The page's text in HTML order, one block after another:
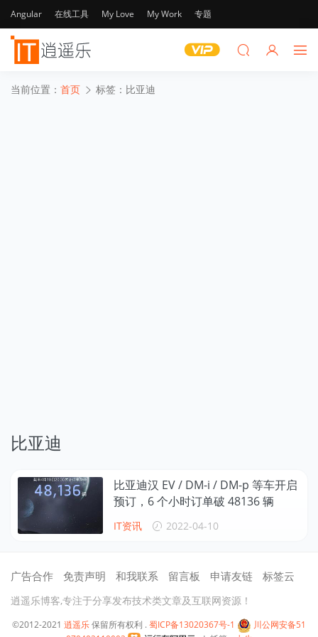
Angular 在线工具 My Love My Work 专题
当前位置： 首页 标签：比亚迪
比亚迪
比亚迪汉 EV / DM-i / DM-p 等车开启
预订，6 个小时订单破 48136 辆
IT资讯 2022-04-10
广告合作 免责声明 和我联系 留言板 申请友链 标签云
逍遥乐博客,专注于分享发布技术类文章及互联网资源！
©2012-2021 逍遥乐保留所有权利 . 蜀ICP备13020367号-1
川公网安备51